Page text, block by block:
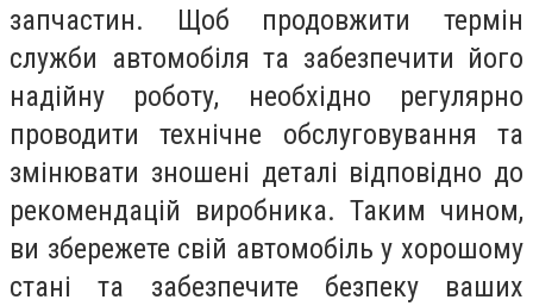
запчастин. Щоб продовжити термін
служби автомобіля та забезпечити його
надійну роботу, необхідно регулярно
проводити технічне обслуговування та
змінювати зношені деталі відповідно до
рекомендацій виробника. Таким чином,
ви збережете свій автомобіль у хорошому
стані та забезпечите безпеку ваших